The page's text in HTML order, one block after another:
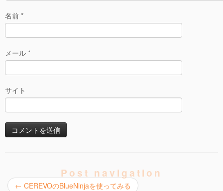
名前 *
メール *
サイト
Post navigation
← CEREVOのBlueNinjaを使ってみる